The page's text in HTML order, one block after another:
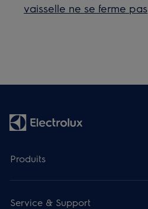
vaisselle ne se ferme pas
Produits
Service & Support